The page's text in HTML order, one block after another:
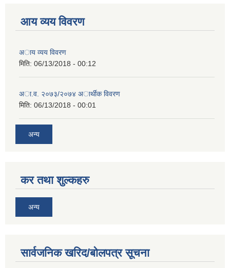
आय व्यय विवरण
अाय व्यय विवरण
मिति: 06/13/2018 - 00:12
अा.व. २०७३/२०७४ अार्थीक विवरण
मिति: 06/13/2018 - 00:01
अन्य
कर तथा शुल्कहरु
अन्य
सार्वजनिक खरिद/बोलपत्र सूचना